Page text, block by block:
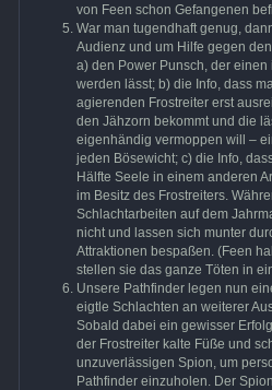
von Feen schon Gefangenen
War man tugendhaft genug,
Audienz und um Hilfe gegen
a) den Power Punsch, der einen
werden lässt; b) die Info, dass
agierenden Frostreiter erst
den Jähzorn bekommt und die
eigenhändig vermoppen will –
jeden Bösewicht; c) die Info,
Hälfte Seele in einem anderen
im Besitz des Frostreiters.
Schlachtarbeiten auf dem
nicht und lassen sich munter
Attraktionen bespaßen. (Feen
stellen sie das ganze Töten in
Unsere Pathfinder legen nun
eigtle Schlachten an weiterer
Sobald dabei ein gewisser
der Frostreiter kalte Füße und
unzuverlässigen Spion, um
Pathfinder einzuholen. Der